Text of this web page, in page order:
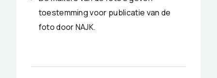
toestemming voor publicatie van de
foto door NAJK.